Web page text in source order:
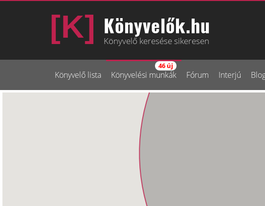
Könyvelők.hu
Könyvelő keresése sikeresen
Könyvelő lista Könyvelési munkák
46 új
Fórum Interjú